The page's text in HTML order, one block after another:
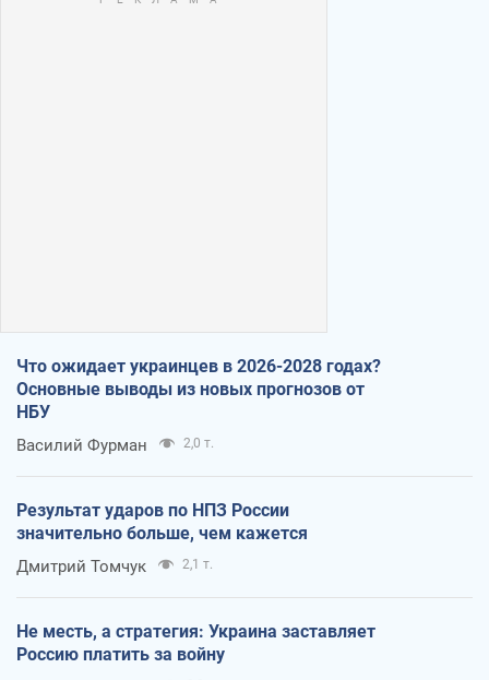
Что ожидает украинцев в 2026-2028 годах?
Основные выводы из новых прогнозов от
НБУ
Василий Фурман 2,0 т.
Результат ударов по НПЗ России
значительно больше, чем кажется
Дмитрий Томчук 2,1 т.
Не месть, а стратегия: Украина заставляет
Россию платить за войну